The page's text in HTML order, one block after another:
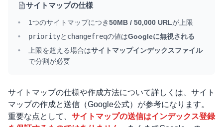
サイトマップの仕様
1つのサイトマップにつき50MB / 50,000 URLが上限
priorityと changefreqの値はGoogleに無視される
上限を超える場合はサイトマップインデックスファイル
で分割が必要
サイトマップの仕様や作成方法について詳しくは、 サイト
マップの作成と送信（Google公式） が参考になります。
重要な点として、 サイトマップの送信はインデックス登録